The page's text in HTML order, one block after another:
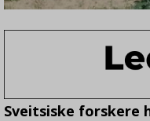
Sveitsiske forskere